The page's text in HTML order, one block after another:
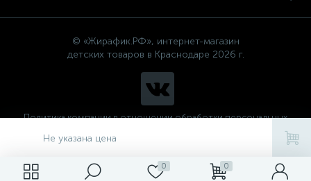
0 0
Не указана цена
© «Жирафик.РФ», интернет-магазин
детских товаров в Краснодаре 2026 г.
Политика компании в отношении обработки персональных